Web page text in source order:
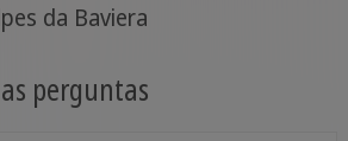
da Baviera
perguntas